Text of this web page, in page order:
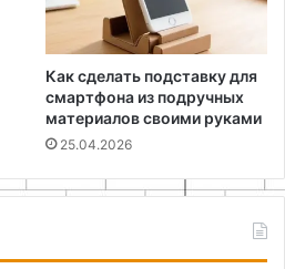
Как сделать подставку для
смартфона из подручных
материалов своими руками
25.04.2026